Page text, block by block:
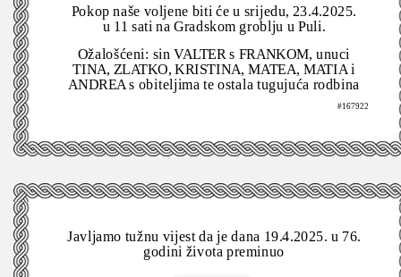
Pokop naše voljene biti će u srijedu, 23.4.2025.
u 11 sati na Gradskom groblju u Puli.
Ožalošćeni: sin VALTER s FRANKOM, unuci
TINA, ZLATKO, KRISTINA, MATEA, MATIA i
ANDREA s obiteljima te ostala tugujuća rodbina
#167922
Javljamo tužnu vijest da je dana 19.4.2025. u 76.
godini života preminuo